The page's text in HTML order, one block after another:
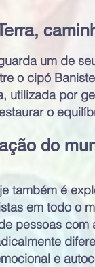
um de
o cipó
utilizada por
o
do
também é
em todo o
pessoas
e